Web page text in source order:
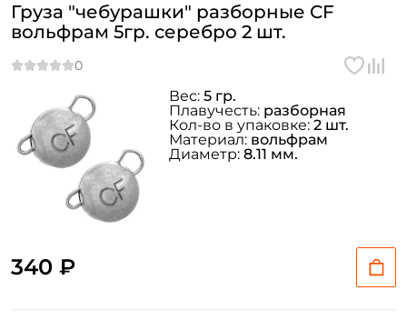
Груза "чебурашки" разборные CF
вольфрам 5гр. серебро 2 шт.
340 ₽
Вес: 5 гр.
Плавучесть: разборная
Кол-во в упаковке:2 шт.
Материал: вольфрам
Диаметр: 8.11 мм.